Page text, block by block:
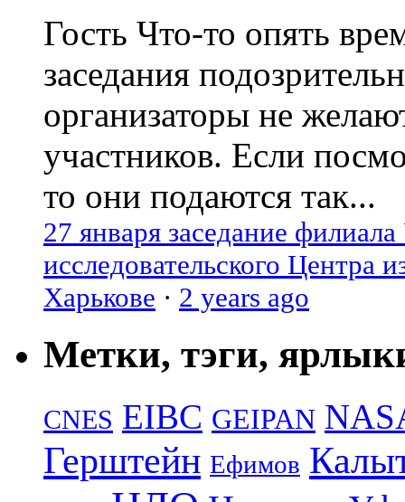
Гость Что-то опять
заседания
организаторы не
участников. Если
то они подаются так...
27 января заседание
исследовательского Центра
Харькове · 2 years ago
Метки, тэги,
CNES EIBC GEIPAN
Герштейн Ефимов